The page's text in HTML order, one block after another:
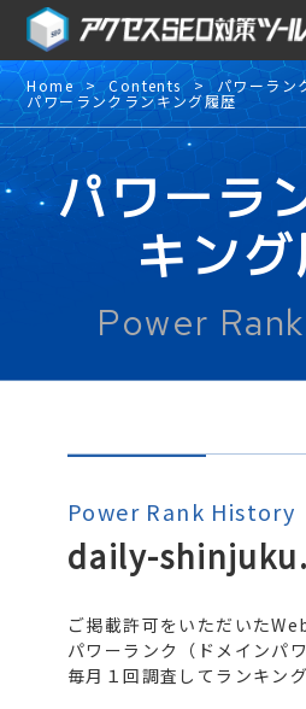
Home Contents パワーラン
パワーランクランキング履歴
パワーラ
キン
Power
Power Rank History
daily-
ご掲載許可をいただいた
パワーランク（ドメインパ
毎月１回調査してランキン